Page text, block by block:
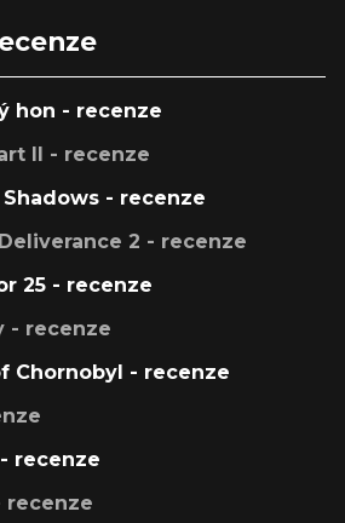
hon - recenze
II - recenze
- recenze
2 - recenze
25 - recenze
- recenze
Chornobyl - recenze
recenze
recenze